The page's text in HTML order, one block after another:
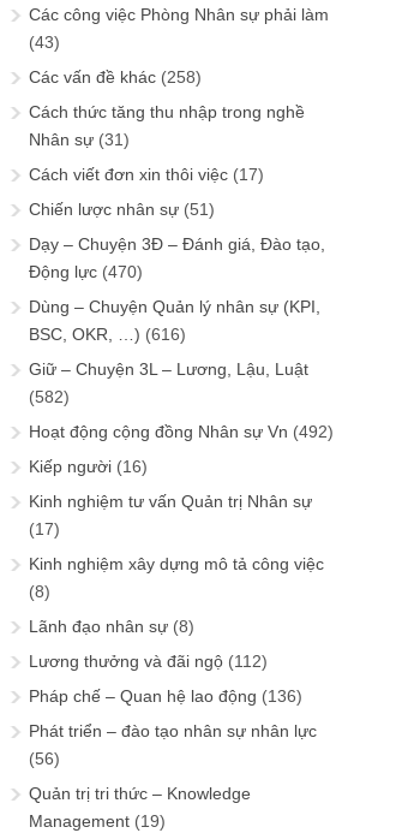
Các công việc Phòng Nhân sự phải làm
(43)
Các vấn đề khác (258)
Cách thức tăng thu nhập trong nghề
Nhân sự (31)
Cách viết đơn xin thôi việc (17)
Chiến lược nhân sự (51)
Dạy – Chuyện 3Đ – Đánh giá, Đào tạo,
Động lực (470)
Dùng – Chuyện Quản lý nhân sự (KPI,
BSC, OKR, …) (616)
Giữ – Chuyện 3L – Lương, Lậu, Luật
(582)
Hoạt động cộng đồng Nhân sự Vn (492)
Kiếp người (16)
Kinh nghiệm tư vấn Quản trị Nhân sự
(17)
Kinh nghiệm xây dựng mô tả công việc
(8)
Lãnh đạo nhân sự (8)
Lương thưởng và đãi ngộ (112)
Pháp chế – Quan hệ lao động (136)
Phát triển – đào tạo nhân sự nhân lực
(56)
Quản trị tri thức – Knowledge
Management (19)